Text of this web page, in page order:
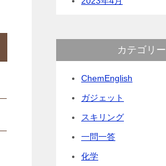
カテゴリー
ChemEnglish
ガジェット
スキリング
一問一答
化学